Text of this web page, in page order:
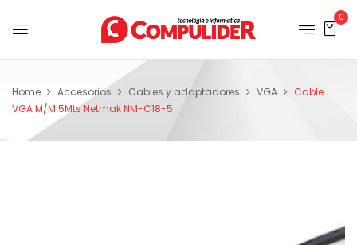
0
Home Accesorios Cables y adaptadores VGA
Cable
VGA M/M 5Mts Netmak NM-C18-5